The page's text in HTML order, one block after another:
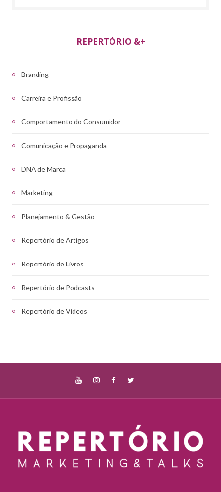
REPERTÓRIO &+
Branding
Carreira e Profissão
Comportamento do Consumidor
Comunicação e Propaganda
DNA de Marca
Marketing
Planejamento & Gestão
Repertório de Artigos
Repertório de Livros
Repertório de Podcasts
Repertório de Vídeos